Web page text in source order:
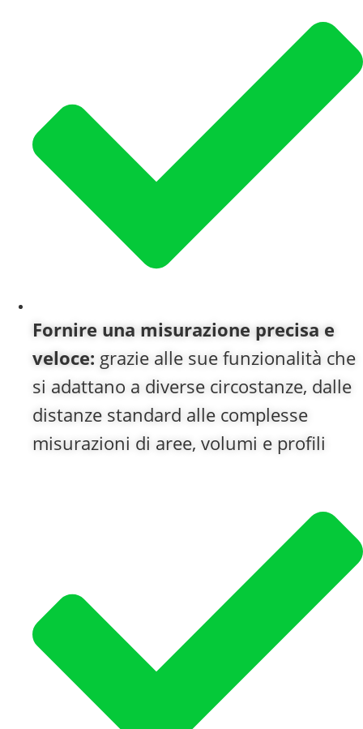
Fornire una misurazione precisa e
veloce: grazie alle sue funzionalità che
si adattano a diverse circostanze, dalle
distanze standard alle complesse
misurazioni di aree, volumi e profili